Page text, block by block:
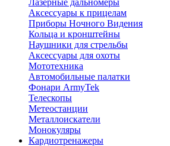
Лазерные дальномеры
Аксессуары к прицелам
Приборы Ночного Видения
Кольца и кронштейны
Наушники для стрельбы
Аксессуары для охоты
Мототехника
Автомобильные палатки
Фонари ArmyTek
Телескопы
Метеостанции
Металлоискатели
Монокуляры
Кардиотренажеры